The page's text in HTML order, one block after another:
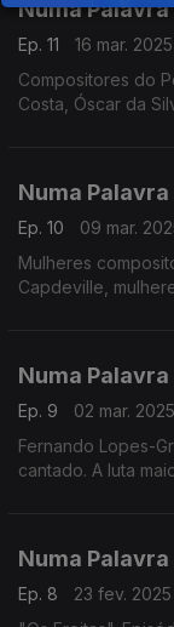
Numa Palavra
Ep. 11
16 mar. 2025
Compositores do
Costa, Óscar da
Numa
Ep. 10
09 mar.
Mulheres
Capdeville,
Numa
Ep. 9
02 mar. 2025
Fernando Lopes-
cantado. A luta
Numa
Ep. 8
23 fev. 2025